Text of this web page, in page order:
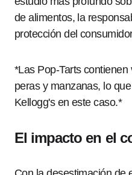
de alimentos, la
protección del
*Las Pop-Tarts
peras y manzanas, lo
Kellogg's en este caso.*
El impacto en el